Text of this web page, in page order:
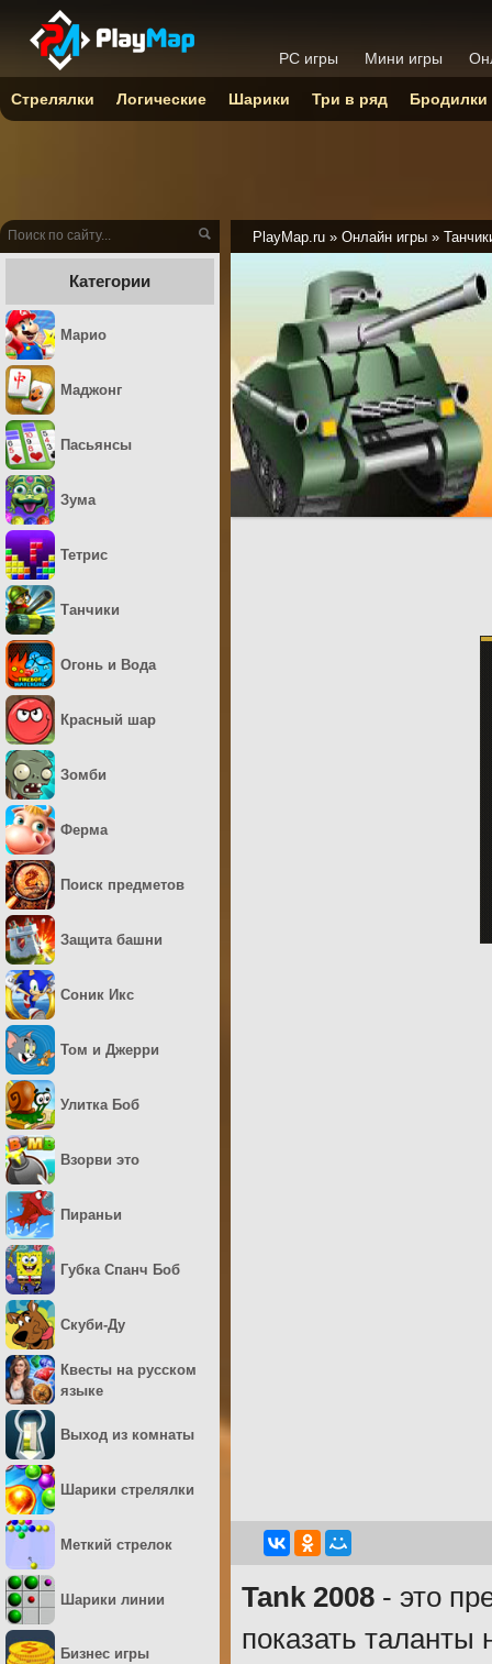
PlayMap.ru » Онлайн игры »
Tank 2008 - это
показать таланты
Категории
Марио
Маджонг
Пасьянсы
Зума
Тетрис
Танчики
Огонь и Вода
Красный шар
Зомби
Ферма
Поиск предметов
Защита башни
Соник Икс
Том и Джерри
Улитка Боб
Взорви это
Пираньи
Губка Спанч Боб
Скуби-Ду
Квесты на русском
языке
Выход из комнаты
Шарики стрелялки
Меткий стрелок
Шарики линии
Бизнес игры
PC игры Мини игры
Стрелялки Логические Шарики Три в ряд Бродилки